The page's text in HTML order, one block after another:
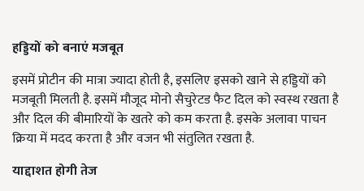
हड्डियों को बनाएं मजबूत
इसमें प्रोटीन की मात्रा ज्यादा होती है, इसलिए इसको खाने से हड्डियों को
मजबूती मिलती है. इसमें मौजूद मोनो सैचुरेटड फैट दिल को स्वस्थ रखता है
और दिल की बीमारियों के खतरे को कम करता है. इसके अलावा पाचन
क्रिया में मदद करता है और वजन भी संतुलित रखता है.
याद्दाशत होगी तेज